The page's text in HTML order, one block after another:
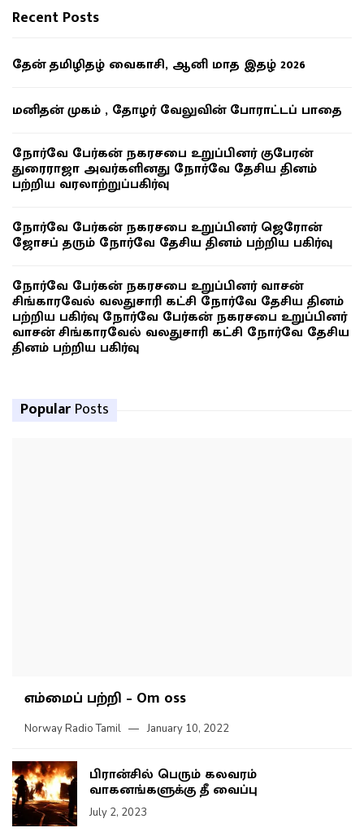
Recent Posts
தேன் தமிழிதழ் வைகாசி, ஆனி மாத இதழ் 2026
மனிதன் முகம் , தோழர் வேலுவின் போராட்டப் பாதை
நோர்வே பேர்கன் நகரசபை உறுப்பினர் குபேரன்
துரைராஜா அவர்களினது நோர்வே தேசிய தினம்
பற்றிய வரலாற்றுப்பகிர்வு
நோர்வே பேர்கன் நகரசபை உறுப்பினர் ஜெரோன்
ஜோசப் தரும் நோர்வே தேசிய தினம் பற்றிய பகிர்வு
நோர்வே பேர்கன் நகரசபை உறுப்பினர் வாசன்
சிங்காரவேல் வலதுசாரி கட்சி நோர்வே தேசிய தினம்
பற்றிய பகிர்வு நோர்வே பேர்கன் நகரசபை உறுப்பினர்
வாசன் சிங்காரவேல் வலதுசாரி கட்சி நோர்வே தேசிய
தினம் பற்றிய பகிர்வு
Popular Posts
எம்மைப் பற்றி – Om oss
Norway Radio Tamil January 10, 2022
பிரான்சில் பெரும் கலவரம்
வாகனங்களுக்கு தீ வைப்பு
July 2, 2023